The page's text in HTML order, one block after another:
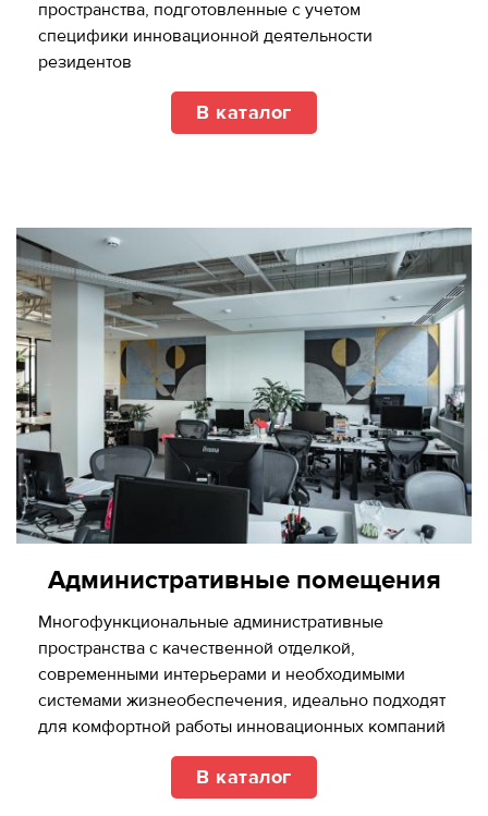
пространства, подготовленные с учетом
специфики инновационной деятельности
резидентов
В каталог
Административные помещения
Многофункциональные административные
пространства с качественной отделкой,
cовременными интерьерами и необходимыми
системами жизнеобеспечения, идеально подходят
для комфортной работы инновационных компаний
В каталог